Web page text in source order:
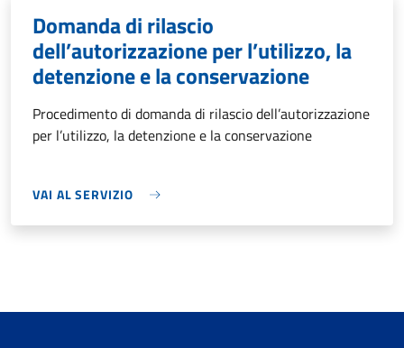
Domanda di rilascio
dell’autorizzazione per l’utilizzo, la
detenzione e la conservazione
Procedimento di domanda di rilascio dell’autorizzazione
per l’utilizzo, la detenzione e la conservazione
VAI AL SERVIZIO